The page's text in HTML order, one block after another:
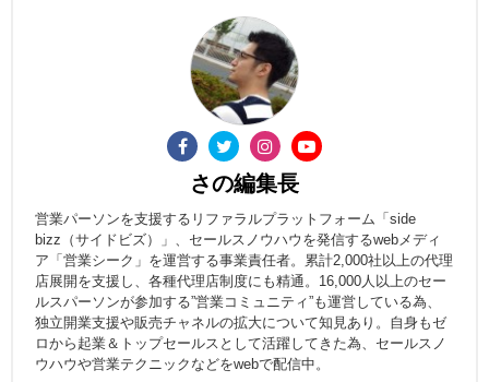
さの編集長
営業パーソンを支援するリファラルプラットフォーム「side
bizz（サイドビズ）」、セールスノウハウを発信するwebメディ
ア「営業シーク」を運営する事業責任者。累計2,000社以上の代理
店展開を支援し、各種代理店制度にも精通。16,000人以上のセー
ルスパーソンが参加する”営業コミュニティ”も運営している為、
独立開業支援や販売チャネルの拡大について知見あり。自身もゼ
ロから起業＆トップセールスとして活躍してきた為、セールスノ
ウハウや営業テクニックなどをwebで配信中。